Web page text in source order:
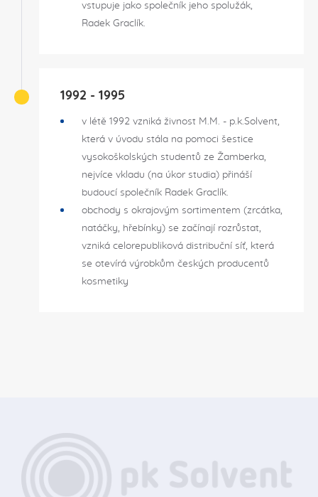
vstupuje jako společník jeho spolužák,
Radek Graclík.
1992 - 1995
v létě 1992 vzniká živnost M.M. - p.k.Solvent,
která v úvodu stála na pomoci šestice
vysokoškolských studentů ze Žamberka,
nejvíce vkladu (na úkor studia) přináší
budoucí společník Radek Graclík.
obchody s okrajovým sortimentem (zrcátka,
natáčky, hřebínky) se začínají rozrůstat,
vzniká celorepubliková distribuční síť, která
se otevírá výrobkům českých producentů
kosmetiky